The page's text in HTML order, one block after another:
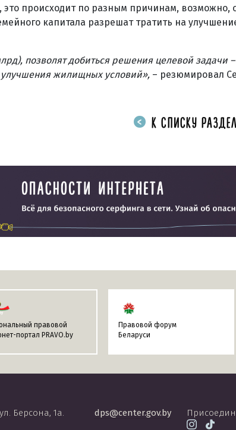
происходит по разным причинам, возможно,
капитала разрешат тратить на
позволят добиться решения целевой задачи –
улучшения жилищных условий», – резюмировал
К СПИСКУ
правовой
портал PRAVO.by
Правовой форум
Беларуси
Берсона, 1а. dps@center.gov.by